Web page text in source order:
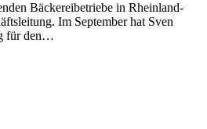
Bäckereibetriebe in Rheinland-
Im September hat Sven
für den…